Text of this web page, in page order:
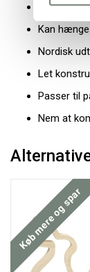
Velegnet
Kan
Nordisk
Let
Passer til
Nem at
Køb mere og spar